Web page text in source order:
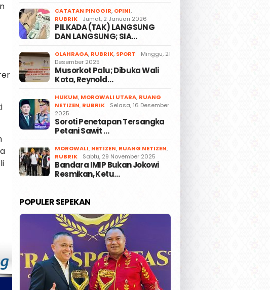
CATATAN PINGGIR, OPINI,
RUBRIK
Jumat, 2 Januari 2026
PILKADA (TAK) LANGSUNG
DAN LANGSUNG; SIA…
OLAHRAGA, RUBRIK, SPORT
Minggu, 21
Desember 2025
Musorkot Palu; Dibuka Wali
Kota, Reynold…
HUKUM, MOROWALI UTARA, RUANG
NETIZEN, RUBRIK
Selasa, 16 Desember
2025
Soroti Penetapan Tersangka
Petani Sawit …
MOROWALI, NETIZEN, RUANG NETIZEN,
RUBRIK
Sabtu, 29 November 2025
Bandara IMIP Bukan Jokowi
Resmikan, Ketu…
POPULER SEPEKAN